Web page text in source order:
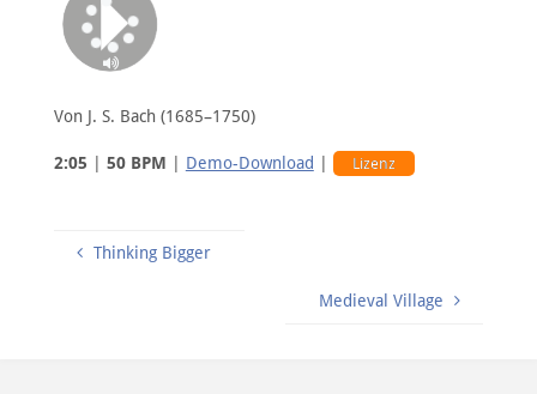
Von J. S. Bach (1685–1750)
2:05 50 BPM Demo-Download Lizenz
Thinking Bigger
Medieval Village